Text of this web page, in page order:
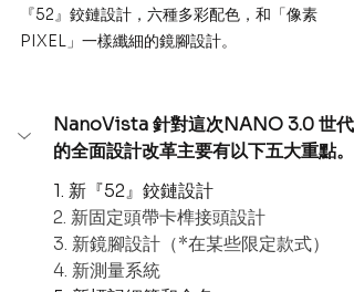
『52』鉸鏈設計，六種多彩配色，和「像素
PIXEL」一樣纖細的鏡腳設計。
NanoVista 針對這次NANO 3.0 世代
的全面設計改革主要有以下五大重點。
1. 新『52』鉸鏈設計
2. 新固定頭帶卡榫接頭設計
3. 新鏡腳設計（*在某些限定款式）
4. 新測量系統